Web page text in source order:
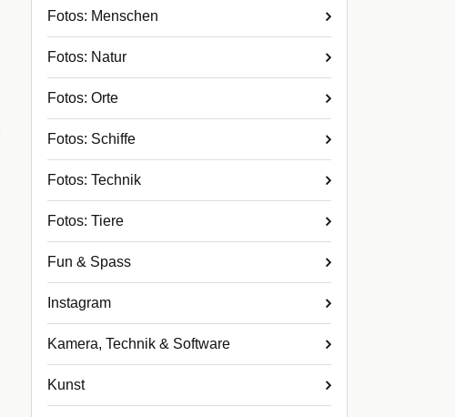
Fotos: Menschen
Fotos: Natur
Fotos: Orte
Fotos: Schiffe
Fotos: Technik
Fotos: Tiere
Fun & Spass
Instagram
Kamera, Technik & Software
Kunst